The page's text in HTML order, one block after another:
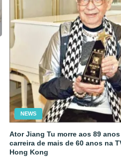
NEWS
Ator Jiang Tu morre aos 89
carreira de mais de 60 anos na
Hong Kong